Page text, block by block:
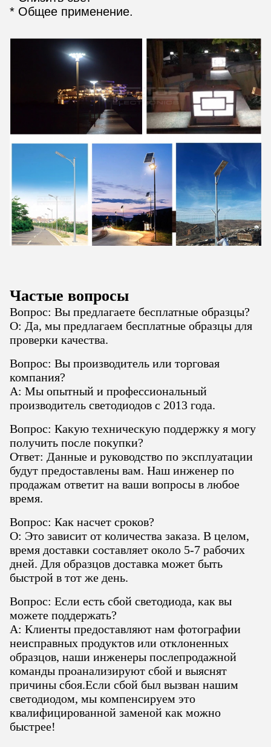
* Общее применение.
Частые вопросы
Вопрос: Вы предлагаете бесплатные образцы?
О: Да, мы предлагаем бесплатные образцы для
проверки качества.
Вопрос: Вы производитель или торговая
компания?
A: Мы опытный и профессиональный
производитель светодиодов с 2013 года.
Вопрос: Какую техническую поддержку я могу
получить после покупки?
Ответ: Данные и руководство по эксплуатации
будут предоставлены вам. Наш инженер по
продажам ответит на ваши вопросы в любое
время.
Вопрос: Как насчет сроков?
О: Это зависит от количества заказа. В целом,
время доставки составляет около 5-7 рабочих
дней. Для образцов доставка может быть
быстрой в тот же день.
Вопрос: Если есть сбой светодиода, как вы
можете поддержать?
A: Клиенты предоставляют нам фотографии
неисправных продуктов или отклоненных
образцов, наши инженеры послепродажной
команды проанализируют сбой и выяснят
причины сбоя.Если сбой был вызван нашим
светодиодом, мы компенсируем это
квалифицированной заменой как можно
быстрее!